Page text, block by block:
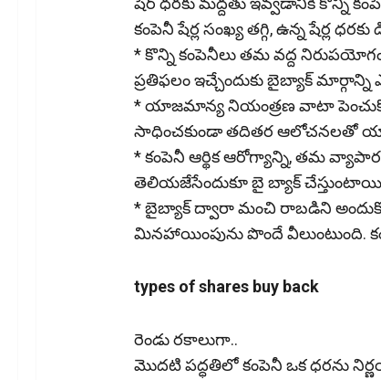
కంపెనీ షేర్ల సంఖ్య తగ్గి, ఉన్న షేర్ల
* కొన్ని కంపెనీలు తమ వద్ద
ప్రతిఫలం ఇచ్చేందుకు బైబ్యాక్
* యాజమాన్య నియంత్రణ వాటా
సాధించకుండా తదితర ఆలోచనలతో
* కంపెనీ ఆర్థిక ఆరోగ్యాన్ని, తమ
తెలియజేసేందుకూ బై బ్యాక్
* బైబ్యాక్ ద్వారా మంచి రాబడిని
మినహాయింపును పొందే వీలుంటుంది.
types of shares buy back
రెండు ర‌కాలుగా..
మొద‌టి ప‌ద్ధ‌తిలో కంపెనీ ఒక ధరను